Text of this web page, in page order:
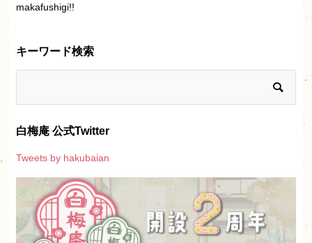
makafushigi!!
キーワード検索
白梅庵 公式Twitter
Tweets by hakubaian